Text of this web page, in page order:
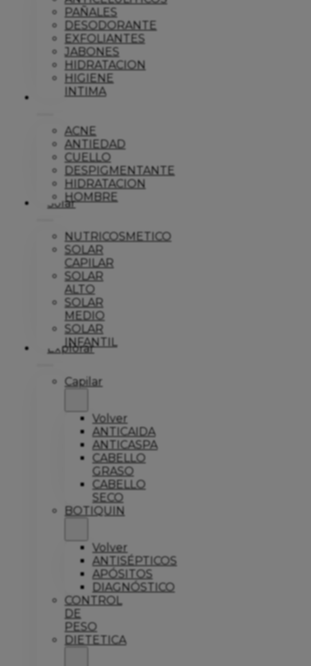
PAÑALES
DESODORANTE
EXFOLIANTES
JABONES
HIDRATACION
HIGIENE
INTIMA
Dermo
ACNE
ANTIEDAD
CUELLO
DESPIGMENTANTE
HIDRATACION
HOMBRE
Solar
NUTRICOSMETICO
SOLAR
CAPILAR
SOLAR
ALTO
SOLAR
MEDIO
SOLAR
INFANTIL
Explorar
Capilar
Volver
ANTICAIDA
ANTICASPA
CABELLO
GRASO
CABELLO
SECO
BOTIQUIN
Volver
ANTISÉPTICOS
APÓSITOS
DIAGNÓSTICO
CONTROL
DE
PESO
DIETETICA